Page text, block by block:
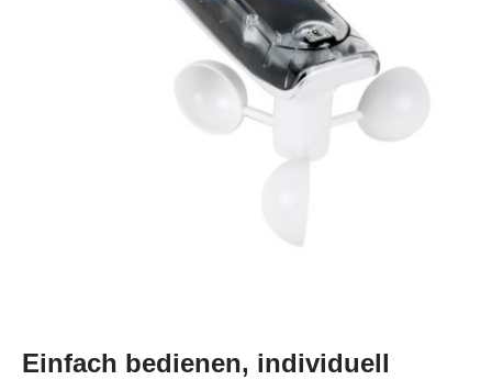
Einfach bedienen, individuell